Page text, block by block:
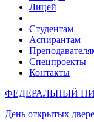
Лицей
|
Студентам
Аспирантам
Спецпроекты
Контакты
ФЕДЕРАЛЬНЫЙ
День открытых